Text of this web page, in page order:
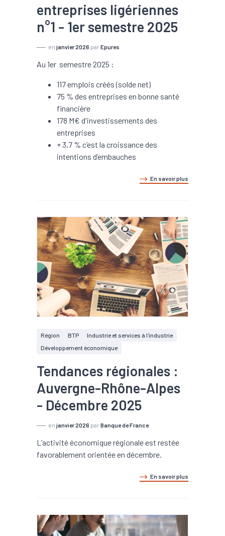
entreprises ligériennes
n°1 - 1er semestre 2025
en janvier 2026 par Epures
Au 1er semestre 2025 :
117 emplois créés (solde net)
75 % des entreprises en bonne santé
financière
178 M€ d'investissements des
entreprises
+ 3,7 % c’est la croissance des
intentions d’embauches
En savoir plus
Région BTP
Industrie et services à l'industrie
Développement économique
Tendances régionales :
Auvergne-Rhône-Alpes
- Décembre 2025
en janvier 2026 par Banque de France
L’activité économique régionale est restée
favorablement orientée en décembre.
En savoir plus